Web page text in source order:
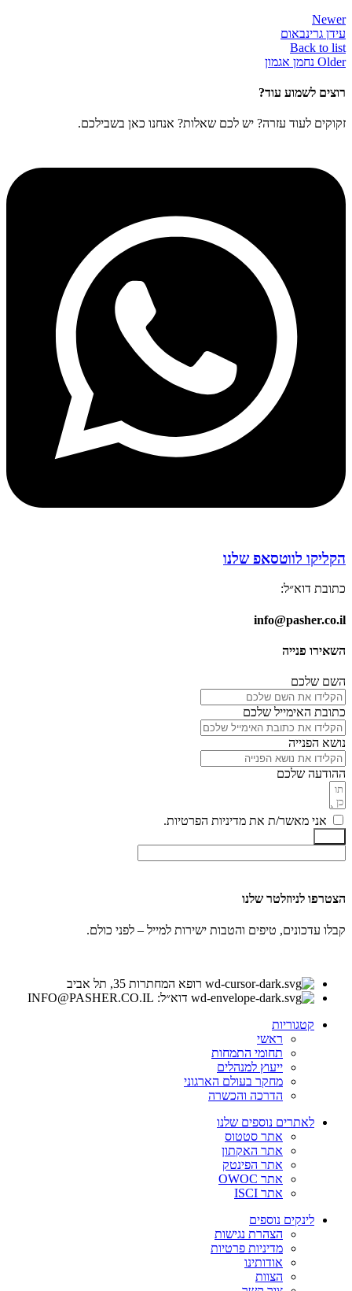
Newer
עידן גרינבאום
Back to list
Older נחמן אגמון
רוצים לשמוע עוד?
זקוקים לעוד עזרה? יש לכם שאלות? אנחנו כאן בשבילכם.
הקליקו לווטסאפ שלנו
כתובת דוא״ל:
info@pasher.co.il
השאירו פנייה
השם שלכם
כתובת האימייל שלכם
נושא הפנייה
ההודעה שלכם
אני מאשר/ת את מדיניות הפרטיות.
הצטרפו לניוזלטר שלנו
קבלו עדכונים, טיפים והטבות ישירות למייל – לפני כולם.
רופא המחתרות 35, תל אביב
דוא״ל: INFO@PASHER.CO.IL
קטגוריות
ראשי
תחומי התמחות
ייעוץ למנהלים
מחקר בעולם הארגוני
הדרכה והכשרה
לאתרים נוספים שלנו
אתר סטטוס
אתר האקתון
אתר הפינטק
אתר OWOC
אתר ISCI
לינקים נוספים
הצהרת נגישות
מדיניות פרטיות
אודותינו
הצוות